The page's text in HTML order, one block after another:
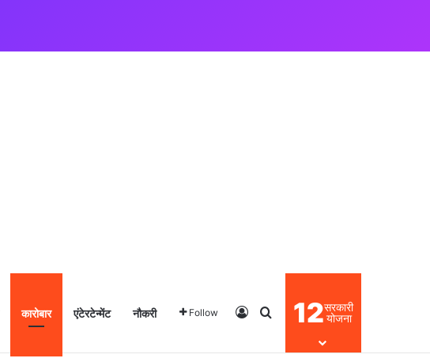
कारोबार एंटेरटेन्मेंट नौकरी Follow Log InSearch for
12सरकारी
योजना